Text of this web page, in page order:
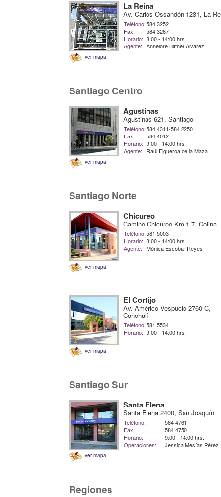
ver mapa
La Reina
Av. Carlos Ossandón 1231, La
Teléfono:584 3252
Fax:
584 3267
Horario: 8:00 - 14:00 hrs.
Agente:
Annelore Bittner Álvarez
Santiago Centro
ver mapa
Agustinas
Agustinas 621, Santiago
Teléfono:584 4311-584 2250
Fax:
584 4012
Horario: 9:00 - 14:00 hrs.
Agente:
Raúl Figueroa de la Maza
Santiago Norte
ver mapa
Chicureo
Camino Chicureo Km 1.7, Colina
Teléfono:581 5003
Horario: 8:00 - 14:00 hrs
Agente:
Mónica Escobar Reyes
ver mapa
El Cortijo
Av. Américo Vespucio 2760 C,
Conchalí
Teléfono:581 5534
Horario: 9:00 - 14:00 hrs.
Santiago Sur
ver mapa
Santa Elena
Santa Elena 2400, San Joaquín
Teléfono:
584 4761
Fax:
584 4750
Horario:
9:00 - 14:00 hrs.
Operaciones:
Jessica Mesías Pérez
Regiones